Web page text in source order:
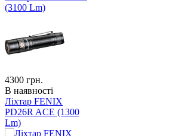
(3100 Lm)
4300 грн.
В наявності
Ліхтар FENIX
PD26R ACE (1300
Lm)